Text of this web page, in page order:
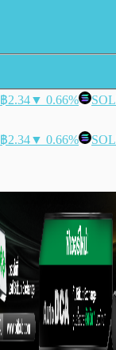
฿2.34▼ 0.66% SOL
฿2.34▼ 0.66% SOL